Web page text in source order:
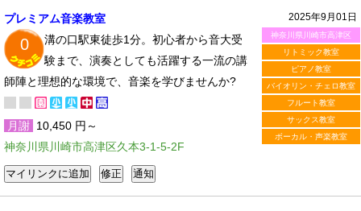
2025年9月01日
神奈川県川崎市高津区
リトミック教室
ピアノ教室
バイオリン・チェロ教室
フルート教室
サックス教室
ボーカル・声楽教室
プレミアム音楽教室
0
溝の口駅東徒歩1分。初心者から音大受
験まで、演奏としても活躍する一流の講
師陣と理想的な環境で、音楽を学びませんか?
月謝 10,450 円～
神奈川県川崎市高津区久本3-1-5-2F